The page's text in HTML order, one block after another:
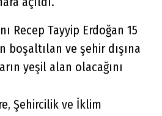
Recep Tayyip Erdoğan 15
boşaltılan ve şehir dışına
yeşil alan olacağını
Şehircilik ve İklim